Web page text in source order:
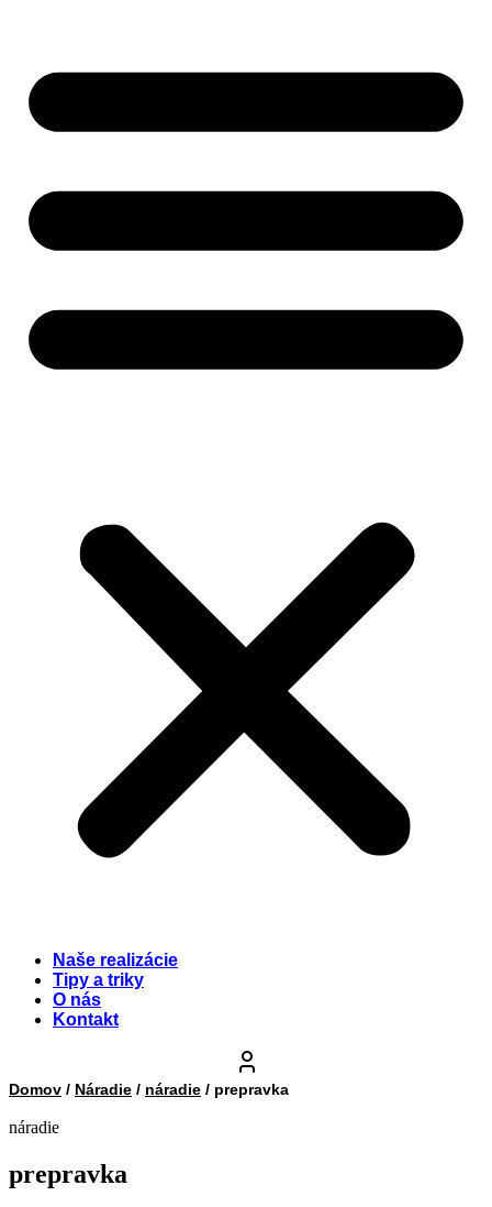
Naše realizácie
Tipy a triky
O nás
Kontakt
Domov / Náradie / náradie / prepravka
náradie
prepravka